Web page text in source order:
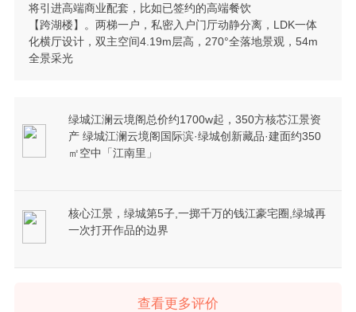
将引进高端商业配套，比如已签约的高端餐饮
【跨湖楼】。两梯一户，私密入户门厅动静分离，LDK一体
化横厅设计，双主空间4.19m层高，270°全落地景观，54m
全景采光
绿城江澜云境阁总价约1700w起，350方核芯江景资
产 绿城江澜云境阁国际滨·绿城创新藏品·建面约350
㎡空中「江南里」
核心江景，绿城第5子,一掷千万的钱江豪宅圈,绿城再
一次打开作品的边界
查看更多评价